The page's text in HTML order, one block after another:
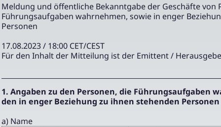
Meldung und öffentliche Bekanntgabe der Geschäfte von
Führungsaufgaben wahrnehmen, sowie in enger
Personen
17.08.2023 / 18:00 CET/CEST
Für den Inhalt der Mitteilung ist der Emittent /
1. Angaben zu den Personen, die Führungsaufgaben
den in enger Beziehung zu ihnen stehenden Personen
a) Name